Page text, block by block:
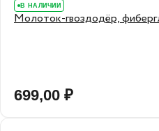
В НАЛИЧИИ
Молоток-гвоздодёр,
699,00 ₽